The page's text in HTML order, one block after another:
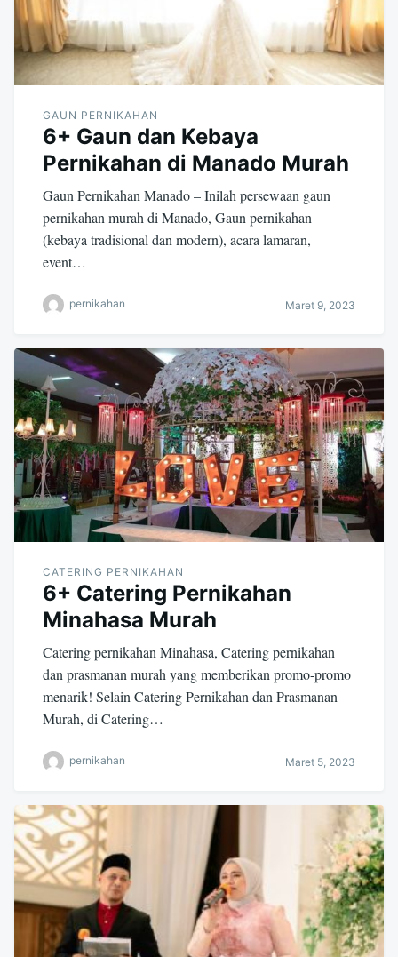
GAUN PERNIKAHAN
6+ Gaun dan Kebaya
Pernikahan di Manado Murah
Gaun Pernikahan Manado – Inilah persewaan gaun
pernikahan murah di Manado, Gaun pernikahan
(kebaya tradisional dan modern), acara lamaran,
event…
pernikahan Maret 9, 2023
CATERING PERNIKAHAN
6+ Catering Pernikahan
Minahasa Murah
Catering pernikahan Minahasa, Catering pernikahan
dan prasmanan murah yang memberikan promo-promo
menarik! Selain Catering Pernikahan dan Prasmanan
Murah, di Catering…
pernikahan Maret 5, 2023